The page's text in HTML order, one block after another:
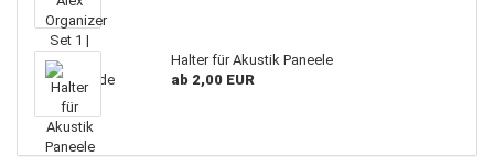
Halter für Akustik Paneele
ab 2,00 EUR